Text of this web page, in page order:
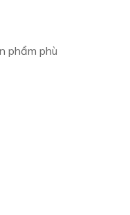
phẩm phù